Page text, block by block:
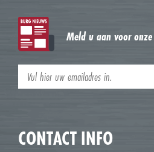
Meld u aan voor
CONTACT INFO